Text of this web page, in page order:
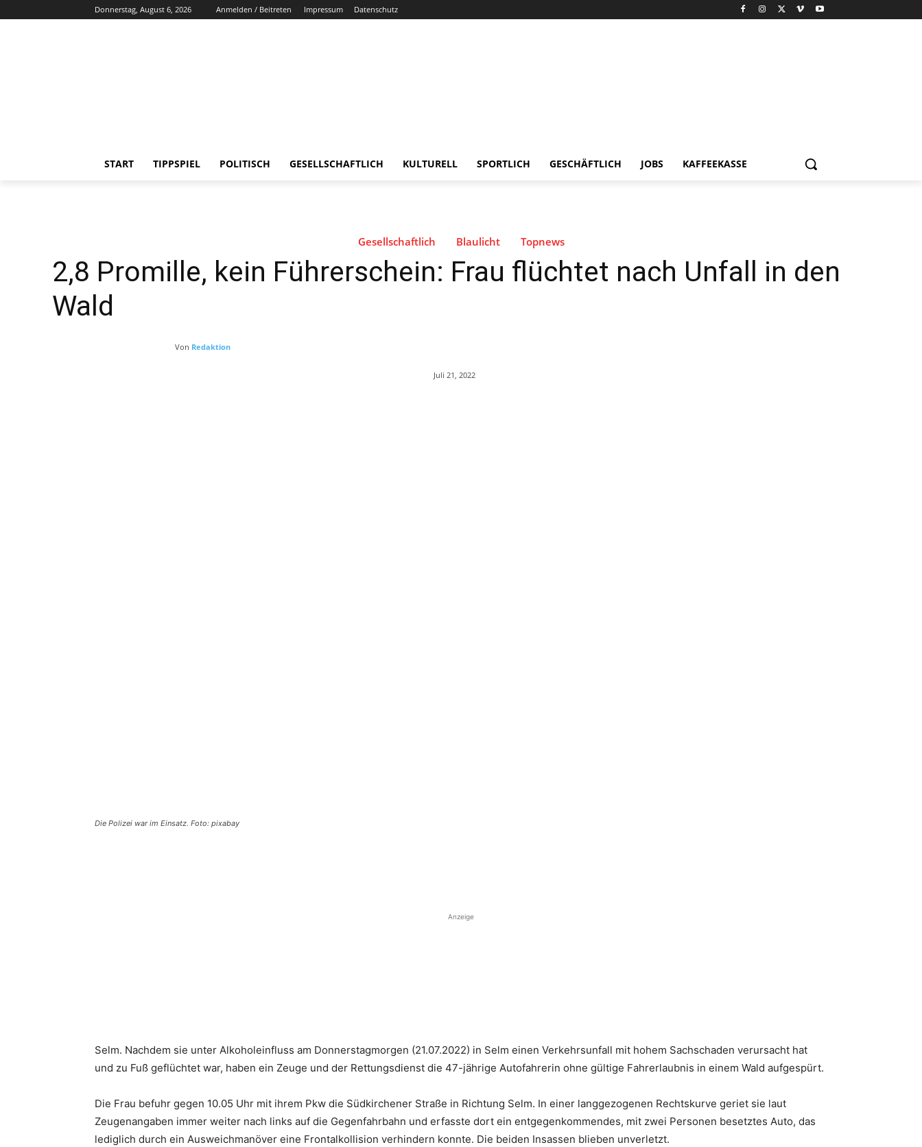
Donnerstag, August 6, 2026 Anmelden / Beitreten Impressum Datenschutz
START TIPPSPIEL POLITISCH GESELLSCHAFTLICH KULTURELL SPORTLICH GESCHÄFTLICH JOBS KAFFEEKASSE
Gesellschaftlich Blaulicht Topnews
2,8 Promille, kein Führerschein: Frau flüchtet nach Unfall in den
Wald
Von Redaktion
Juli 21, 2022
Die Polizei war im Einsatz. Foto: pixabay
Anzeige
Selm. Nachdem sie unter Alkoholeinfluss am Donnerstagmorgen (21.07.2022) in Selm einen Verkehrsunfall mit hohem Sachschaden verursacht hat
und zu Fuß geflüchtet war, haben ein Zeuge und der Rettungsdienst die 47-jährige Autofahrerin ohne gültige Fahrerlaubnis in einem Wald aufgespürt.
Die Frau befuhr gegen 10.05 Uhr mit ihrem Pkw die Südkirchener Straße in Richtung Selm. In einer langgezogenen Rechtskurve geriet sie laut
Zeugenangaben immer weiter nach links auf die Gegenfahrbahn und erfasste dort ein entgegenkommendes, mit zwei Personen besetztes Auto, das
lediglich durch ein Ausweichmanöver eine Frontalkollision verhindern konnte. Die beiden Insassen blieben unverletzt.